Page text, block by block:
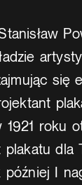
się
roku
dla
później I